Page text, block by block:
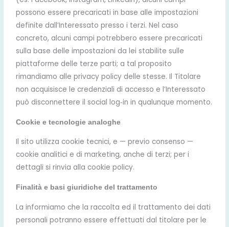
possono essere precaricati in base alle impostazioni
definite dall’Interessato presso i terzi. Nel caso
concreto, alcuni campi potrebbero essere precaricati
sulla base delle impostazioni da lei stabilite sulle
piattaforme delle terze parti; a tal proposito
rimandiamo alle privacy policy delle stesse. Il Titolare
non acquisisce le credenziali di accesso e l’Interessato
può disconnettere il social log‑in in qualunque momento.
Cookie e tecnologie analoghe
Il sito utilizza cookie tecnici, e — previo consenso —
cookie analitici e di marketing, anche di terzi; per i
dettagli si rinvia alla cookie policy.
Finalità e basi giuridiche del trattamento
La informiamo che la raccolta ed il trattamento dei dati
personali potranno essere effettuati dal titolare per le